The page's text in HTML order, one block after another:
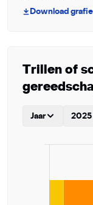
Download
Trillen of
Jaar 2025